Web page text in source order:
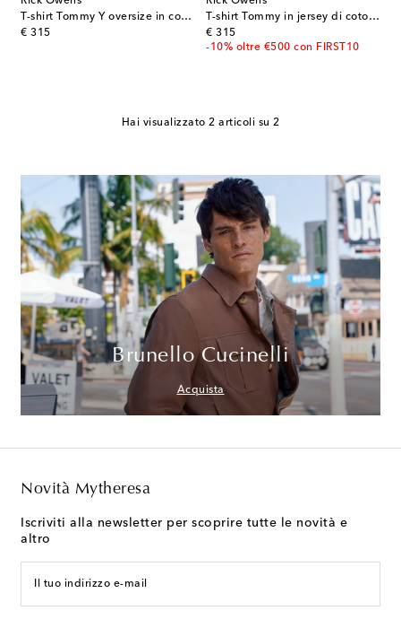
T-shirt Tommy Y oversize in cotone
€ 315
original price
T-shirt Tommy in jersey di cotone oversize
€ 315
original price
-10% oltre €500 con FIRST10
Hai visualizzato 2 articoli su 2
Brunello Cucinelli
Acquista
Novità Mytheresa
Iscriviti alla newsletter per scoprire tutte le novità e
altro
Il tuo indirizzo e-mail